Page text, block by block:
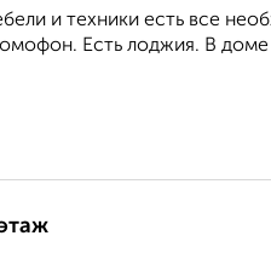
и техники есть все
Есть лоджия. В доме